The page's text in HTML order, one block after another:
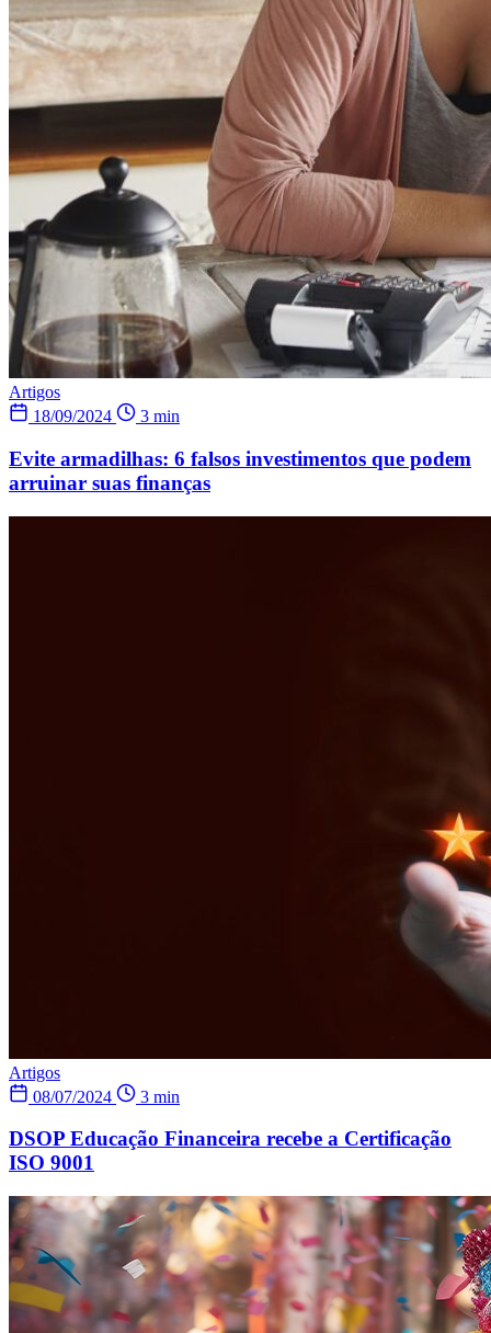
Artigos
18/09/2024
3 min
Evite armadilhas: 6 falsos investimentos que podem
arruinar suas finanças
Artigos
08/07/2024
3 min
DSOP Educação Financeira recebe a Certificação
ISO 9001